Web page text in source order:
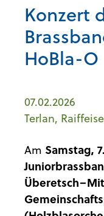
Konzert
HoBla-O
07.02.2026
Terlan,
Am Samstag,